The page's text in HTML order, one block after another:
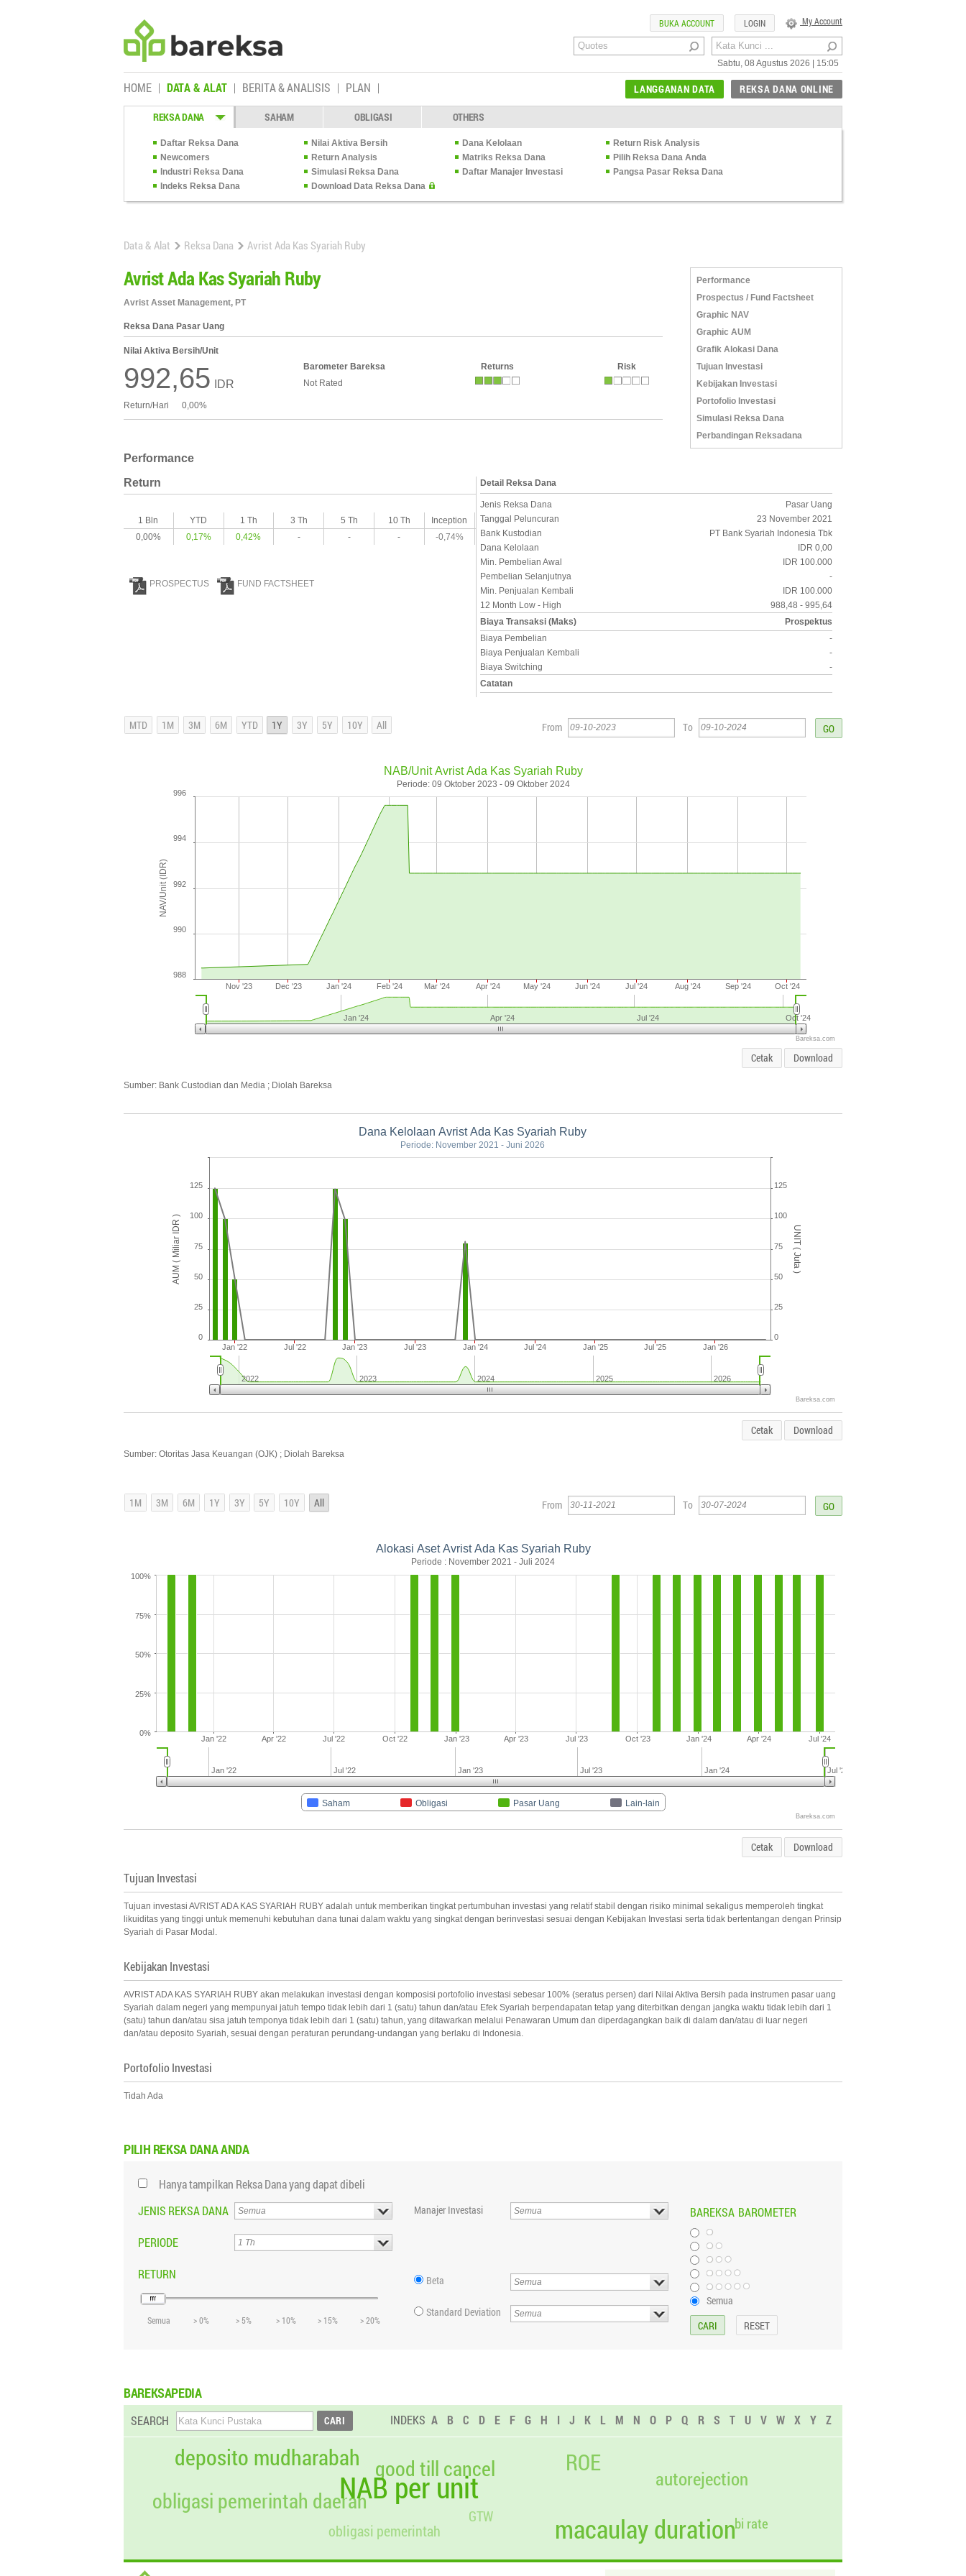
Sabtu, 08 Agustus 2026 | 15:05
My Account
LOGIN
BUKA ACCOUNT
HOME DATA & ALAT BERITA & ANALISIS PLAN REKSA DANA ONLINE
LANGGANAN DATA
REKSA DANA SAHAM OBLIGASI OTHERS
Daftar Reksa Dana Nilai Aktiva Bersih Dana Kelolaan
Return Risk Analysis
Newcomers
Return Analysis Matriks Reksa Dana
Pilih Reksa Dana Anda
Industri Reksa Dana
Simulasi Reksa Dana Daftar Manajer Investasi
Pangsa Pasar Reksa Dana
Indeks Reksa Dana
Download Data Reksa Dana
Data & Alat Reksa Dana Avrist Ada Kas Syariah Ruby
Avrist Ada Kas Syariah Ruby
Avrist Asset Management, PT
Reksa Dana Pasar Uang
Nilai Aktiva Bersih/Unit
992,65 IDR
Barometer Bareksa
Not Rated
Returns Risk
Return/Hari 0,00%
Performance
Prospectus / Fund Factsheet
Graphic NAV
Graphic AUM
Grafik Alokasi Dana
Tujuan Investasi
Kebijakan Investasi
Portofolio Investasi
Simulasi Reksa Dana
Perbandingan Reksadana
Performance
Return
1 Bln YTD 1 Th 3 Th 5 Th 10 Th
Inception
0,00%
0,17% 0,42% - - - -0,74%
PROSPECTUS FUND FACTSHEET
Detail Reksa Dana
Jenis Reksa Dana
Pasar Uang
Tanggal Peluncuran
23 November 2021
Bank Kustodian
PT Bank Syariah Indonesia Tbk
Dana Kelolaan
IDR 0,00
Min. Pembelian Awal
IDR 100.000
Pembelian Selanjutnya
-
Min. Penjualan Kembali
IDR 100.000
12 Month Low - High
988,48 - 995,64
Biaya Transaksi (Maks)
Prospektus
Biaya Pembelian
-
Biaya Penjualan Kembali
-
Biaya Switching
-
Catatan
From To
NAV/Unit (IDR)
NAB/Unit Avrist Ada Kas Syariah Ruby
Periode: 09 Oktober 2023 - 09 Oktober 2024
Nov '23 Dec '23 Jan '24 Feb '24 Mar '24 Apr '24 May '24 Jun '24 Jul '24 Aug '24 Sep '24 Oct '24
988
990
992
994
996
Jan '24 Apr '24 Jul '24 Oct '24
Bareksa.com
Cetak Download
Sumber: Bank Custodian dan Media ; Diolah Bareksa
AUM ( Miliar IDR ) UNIT ( Juta )
Dana Kelolaan Avrist Ada Kas Syariah Ruby
Periode: November 2021 - Juni 2026
Jan '22 Jul '22 Jan '23 Jul '23 Jan '24 Jul '24 Jan '25 Jul '25 Jan '26
0
25
50
75
100
125
0
25
50
75
100
125
2022 2023 2024 2025 2026
Bareksa.com
Cetak Download
Sumber: Otoritas Jasa Keuangan (OJK) ; Diolah Bareksa
From To
Alokasi Aset Avrist Ada Kas Syariah Ruby
Periode : November 2021 - Juli 2024
Saham Obligasi Pasar Uang Lain-lain
Jan '22 Apr '22 Jul '22 Oct '22 Jan '23 Apr '23 Jul '23 Oct '23 Jan '24 Apr '24 Jul '24
0%
25%
50%
75%
100%
Jan '22 Jul '22 Jan '23 Jul '23 Jan '24 Jul '24
Bareksa.com
Cetak Download
Tujuan Investasi
Tujuan investasi AVRIST ADA KAS SYARIAH RUBY adalah untuk memberikan tingkat pertumbuhan investasi yang relatif stabil dengan risiko minimal sekaligus memperoleh tingkat
likuiditas yang tinggi untuk memenuhi kebutuhan dana tunai dalam waktu yang singkat dengan berinvestasi sesuai dengan Kebijakan Investasi serta tidak bertentangan dengan Prinsip
Syariah di Pasar Modal.
Kebijakan Investasi
AVRIST ADA KAS SYARIAH RUBY akan melakukan investasi dengan komposisi portofolio investasi sebesar 100% (seratus persen) dari Nilai Aktiva Bersih pada instrumen pasar uang
Syariah dalam negeri yang mempunyai jatuh tempo tidak lebih dari 1 (satu) tahun dan/atau Efek Syariah berpendapatan tetap yang diterbitkan dengan jangka waktu tidak lebih dari 1
(satu) tahun dan/atau sisa jatuh temponya tidak lebih dari 1 (satu) tahun, yang ditawarkan melalui Penawaran Umum dan diperdagangkan baik di dalam dan/atau di luar negeri
dan/atau deposito Syariah, sesuai dengan peraturan perundang-undangan yang berlaku di Indonesia.
Portofolio Investasi
Tidah Ada
PILIH REKSA DANA ANDA
Hanya tampilkan Reksa Dana yang dapat dibeli
JENIS REKSA DANA
PERIODE
RETURN
Semua > 0% > 5% > 10% > 15% > 20%
Manajer Investasi
Beta
Standard Deviation
BAREKSA BAROMETER
Semua
BAREKSAPEDIA
SEARCH INDEKS A B C D E F G H I J K L M N O P Q R S T U V W X Y Z
NAB per unit
deposito mudharabah
obligasi pemerintah
obligasi pemerintah daerah
good till cancel
GTW macaulay duration
ROE
autorejection
bi rate